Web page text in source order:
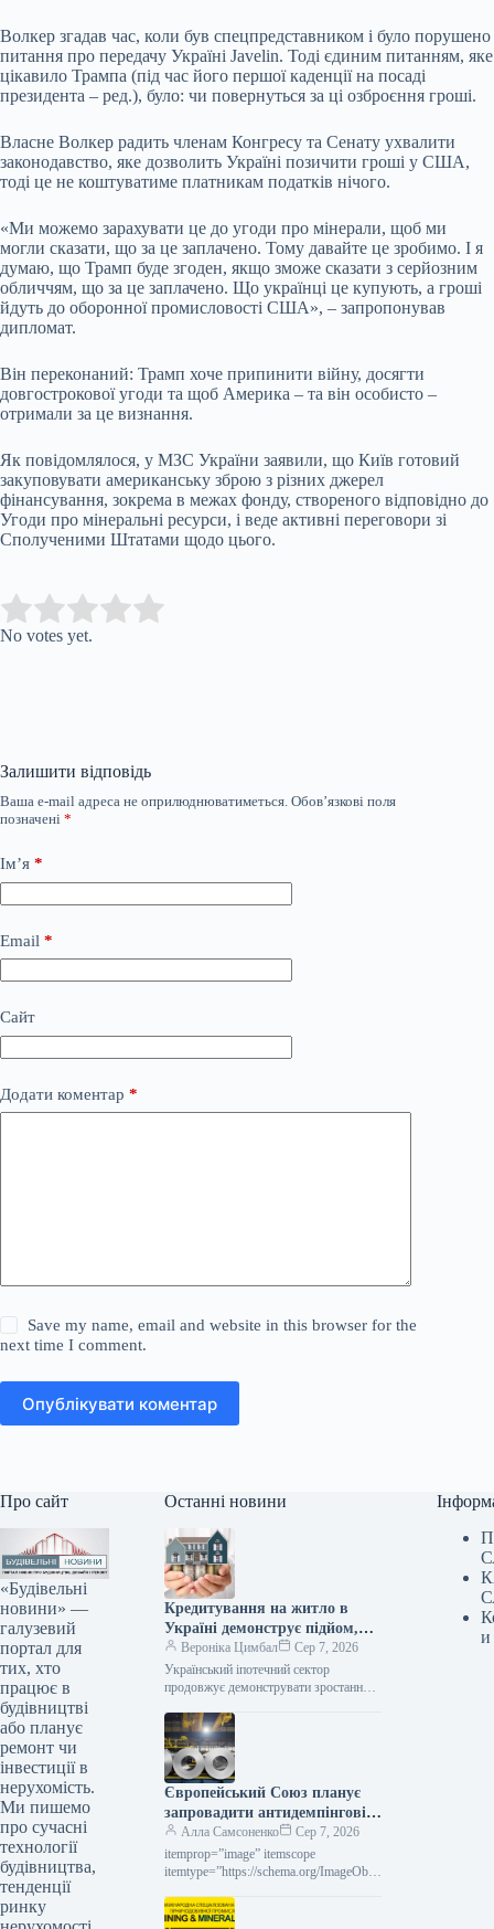
Волкер згадав час, коли був спецпредставником і було порушено
питання про передачу Україні Javelin. Тоді єдиним питанням, яке
цікавило Трампа (під час його першої каденції на посаді
президента – ред.), було: чи повернуться за ці озброєння гроші.
Власне Волкер радить членам Конгресу та Сенату ухвалити
законодавство, яке дозволить Україні позичити гроші у США,
тоді це не коштуватиме платникам податків нічого.
«Ми можемо зарахувати це до угоди про мінерали, щоб ми
могли сказати, що за це заплачено. Тому давайте це зробимо. І я
думаю, що Трамп буде згоден, якщо зможе сказати з серйозним
обличчям, що за це заплачено. Що українці це купують, а гроші
йдуть до оборонної промисловості США», – запропонував
дипломат.
Він переконаний: Трамп хоче припинити війну, досягти
довгострокової угоди та щоб Америка – та він особисто –
отримали за це визнання.
Як повідомлялося, у МЗС України заявили, що Київ готовий
закуповувати американську зброю з різних джерел
фінансування, зокрема в межах фонду, створеного відповідно до
Угоди про мінеральні ресурси, і веде активні переговори зі
Сполученими Штатами щодо цього.
Rate this item:
No votes yet.
Залишити відповідь
Ваша e-mail адреса не оприлюднюватиметься. Обов’язкові поля
позначені *
Ім’я *
Email *
Сайт
Додати коментар *
Save my name, email and website in this browser for the
next time I comment.
Опублікувати коментар
Про сайт
«Будівельні
новини» —
галузевий
портал для
тих, хто
працює в
будівництві
або планує
ремонт чи
інвестиції в
нерухомість.
Ми пишемо
про сучасні
технології
будівництва,
тенденції
ринку
Останні новини
Кредитування на житло в
Україні демонструє підйом,
проте без підтримки держави
сфера практично не
функціонує.
Вероніка Цимбал
Сер 7, 2026
Український іпотечний сектор
продовжує демонструвати зростання,
винятково залежним від державної
допомоги. Згідно з заявою Олени…
Європейський Союз планує
запровадити антидемпінгові
збори на холоднокатаний
прокат з п’яти держав.
Алла Самсоненко
Сер 7, 2026
itemprop=”image” itemscope
itemtype=”https://schema.org/ImageObje
Холоднокатаний рулон Новини
Глобальний ринок захисні заходи
и